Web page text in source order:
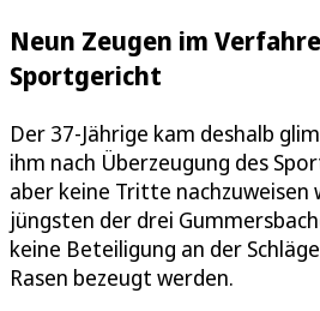
Neun Zeugen im
Sportgericht
Der 37-Jährige kam deshalb
ihm nach Überzeugung des
aber keine Tritte nachzuweisen
jüngsten der drei
keine Beteiligung an der
Rasen bezeugt werden.